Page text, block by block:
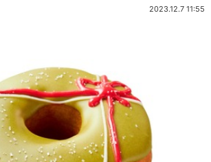
2023.12.7 11:55